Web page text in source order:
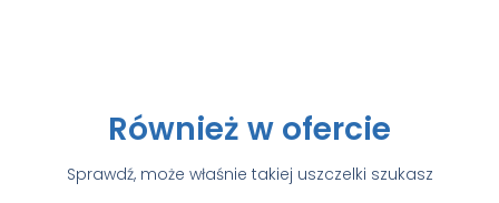
Również w ofercie
Sprawdź, może właśnie takiej uszczelki szukasz